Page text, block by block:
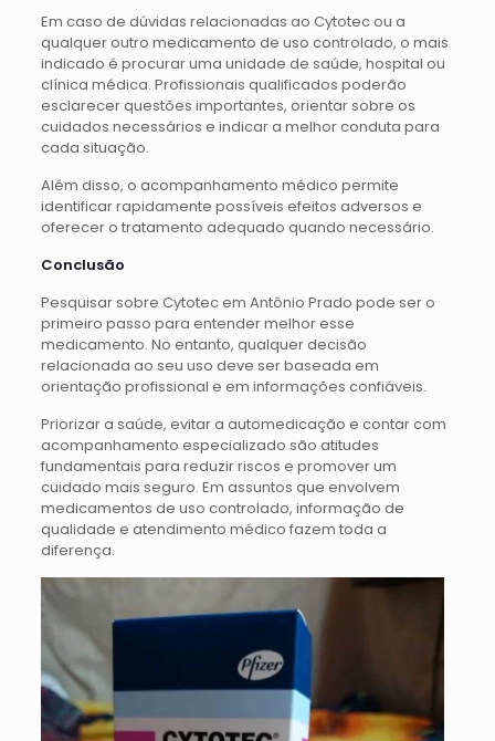
Em caso de dúvidas relacionadas ao Cytotec ou a
qualquer outro medicamento de uso controlado, o mais
indicado é procurar uma unidade de saúde, hospital ou
clínica médica. Profissionais qualificados poderão
esclarecer questões importantes, orientar sobre os
cuidados necessários e indicar a melhor conduta para
cada situação.
Além disso, o acompanhamento médico permite
identificar rapidamente possíveis efeitos adversos e
oferecer o tratamento adequado quando necessário.
Conclusão
Pesquisar sobre Cytotec em Antônio Prado pode ser o
primeiro passo para entender melhor esse
medicamento. No entanto, qualquer decisão
relacionada ao seu uso deve ser baseada em
orientação profissional e em informações confiáveis.
Priorizar a saúde, evitar a automedicação e contar com
acompanhamento especializado são atitudes
fundamentais para reduzir riscos e promover um
cuidado mais seguro. Em assuntos que envolvem
medicamentos de uso controlado, informação de
qualidade e atendimento médico fazem toda a
diferença.